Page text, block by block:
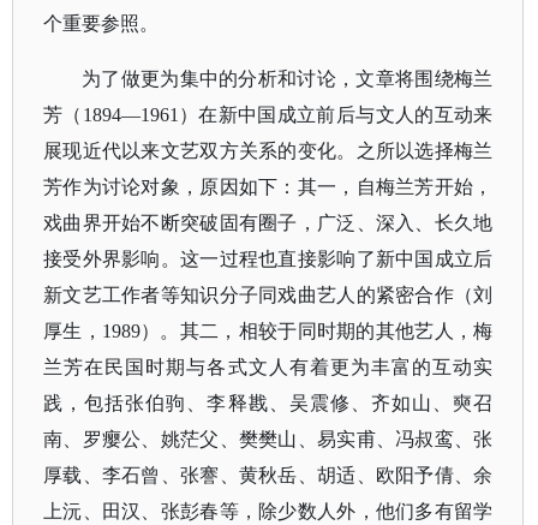
个重要参照。
为了做更为集中的分析和讨论，文章将围绕梅兰
芳（ 1894—1961）在新中国成立前后与文人的互动来
展现近代以来文艺双方关系的变化。之所以选择梅兰
芳作为讨论对象，原因如下：其一，自梅兰芳开始，
戏曲界开始不断突破固有圈子，广泛、深入、长久地
接受外界影响。这一过程也直接影响了新中国成立后
新文艺工作者等知识分子同戏曲艺人的紧密合作（刘
厚生，1989）。其二，相较于同时期的其他艺人，梅
兰芳在民国时期与各式文人有着更为丰富的互动实
践，包括张伯驹、李释戡、吴震修、齐如山、奭召
南、罗瘿公、姚茫父、樊樊山、易实甫、冯叔鸾、张
厚载、李石曾、张謇、黄秋岳、胡适、欧阳予倩、余
上沅、田汉、张彭春等，除少数人外，他们多有留学